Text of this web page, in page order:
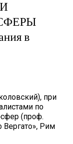
в
при
по
(проф.
Вергато», Рим